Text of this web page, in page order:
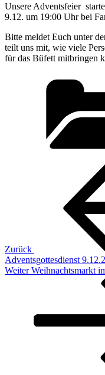
Unsere Adventsfeier
9.12. um 19:00 Uhr bei
Bitte meldet Euch unter
teilt uns mit, wie viele
für das Büfett mitbringen
Zurück
Adventsgottesdienst
Nächster
Weiter Weihnachtsmarkt